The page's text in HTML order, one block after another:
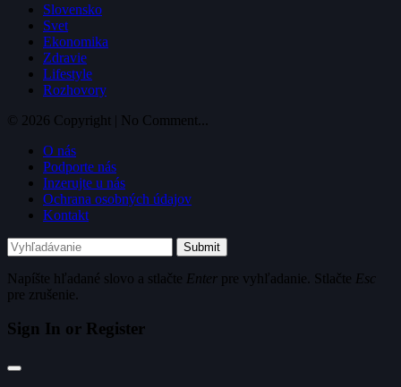
Slovensko
Svet
Ekonomika
Zdravie
Lifestyle
Rozhovory
© 2026 Copyright | No Comment...
O nás
Podporte nás
Inzerujte u nás
Ochrana osobných údajov
Kontakt
Submit
Napíšte hľadané slovo a stlačte Enter pre vyhľadanie. Stlačte Esc
pre zrušenie.
Sign In or Register